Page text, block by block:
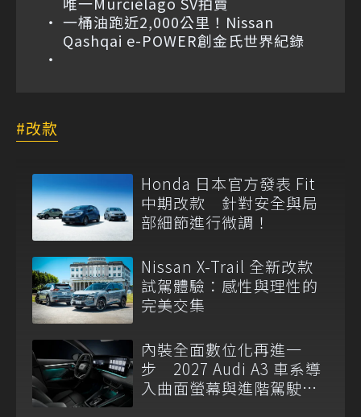
一桶油跑近2,000公里！Nissan
Qashqai e-POWER創金氏世界紀錄
改款
Honda 日本官方發表 Fit
中期改款 針對安全與局
部細節進行微調！
Nissan X-Trail 全新改款
試駕體驗：感性與理性的
完美交集
內裝全面數位化再進一
步 2027 Audi A3 車系導
入曲面螢幕與進階駕駛輔